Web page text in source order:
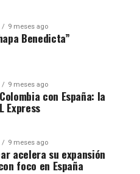
9 meses ago
Benedicta”
9 meses ago
con España: la
Express
9 meses ago
acelera su expansión
foco en España